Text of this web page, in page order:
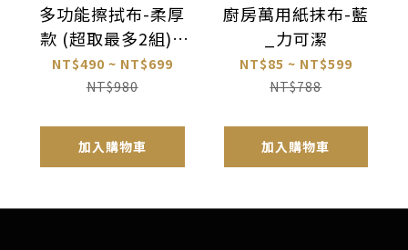
多功能擦拭布-柔厚
款 (超取最多2組)_
力可潔
NT$490 ~ NT$699
NT$980
加入購物車
廚房萬用紙抹布-藍
_力可潔
NT$85 ~ NT$599
NT$788
加入購物車